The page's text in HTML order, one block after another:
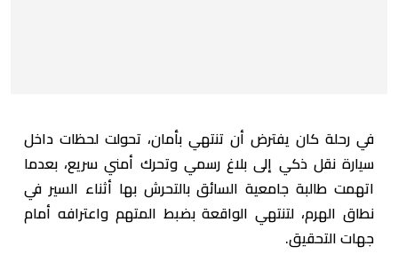
في رحلة كان يفترض أن تنتهي بأمان، تحولت لحظات داخل
سيارة نقل ذكي إلى بلاغ رسمي وتحرك أمني سريع، بعدما
اتهمت طالبة جامعية السائق بالتحرش بها أثناء السير في
نطاق الهرم، لتنتهي الواقعة بضبط المتهم واعترافه أمام
جهات التحقيق.